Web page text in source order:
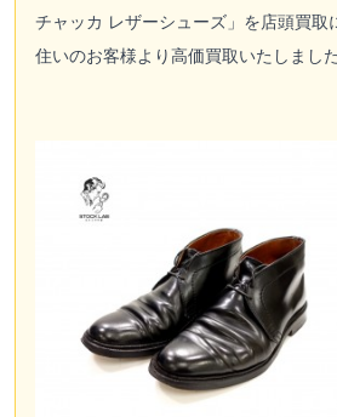
チャッカ レザーシューズ」を店頭買取
住いのお客様より高価買取いたしまし